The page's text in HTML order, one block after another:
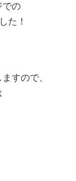
での
た！
すので、